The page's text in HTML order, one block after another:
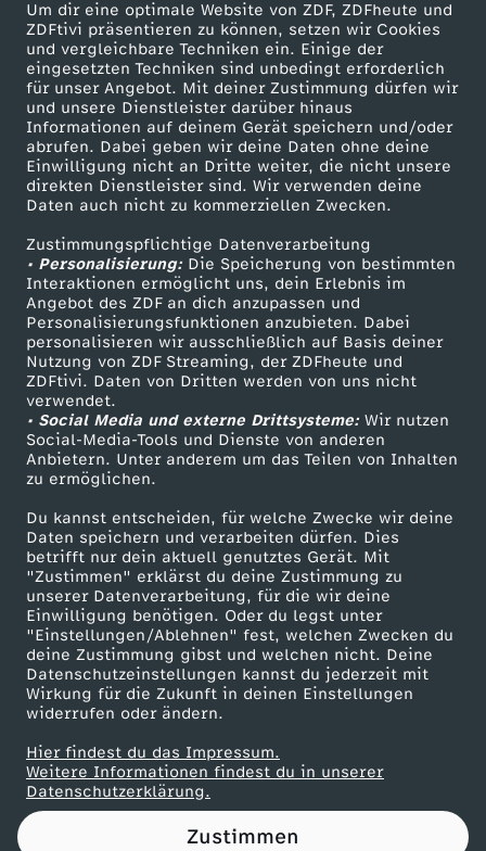
Um dir eine optimale Website von ZDF, ZDFheute und
ZDFtivi präsentieren zu können, setzen wir Cookies
und vergleichbare Techniken ein. Einige der
eingesetzten Techniken sind unbedingt erforderlich
für unser Angebot. Mit deiner Zustimmung dürfen wir
und unsere Dienstleister darüber hinaus
Informationen auf deinem Gerät speichern und/oder
abrufen. Dabei geben wir deine Daten ohne deine
Einwilligung nicht an Dritte weiter, die nicht unsere
direkten Dienstleister sind. Wir verwenden deine
Daten auch nicht zu kommerziellen Zwecken.
Zustimmungspflichtige Datenverarbeitung
• Personalisierung:Die Speicherung von bestimmten
Interaktionen ermöglicht uns, dein Erlebnis im
Angebot des ZDF an dich anzupassen und
Personalisierungsfunktionen anzubieten. Dabei
personalisieren wir ausschließlich auf Basis deiner
Nutzung von ZDF Streaming, der ZDFheute und
ZDFtivi. Daten von Dritten werden von uns nicht
verwendet.
• Social Media und externe Drittsysteme:Wir nutzen
Social-Media-Tools und Dienste von anderen
Anbietern. Unter anderem um das Teilen von Inhalten
zu ermöglichen.
Du kannst entscheiden, für welche Zwecke wir deine
Daten speichern und verarbeiten dürfen. Dies
betrifft nur dein aktuell genutztes Gerät. Mit
"Zustimmen" erklärst du deine Zustimmung zu
unserer Datenverarbeitung, für die wir deine
Einwilligung benötigen. Oder du legst unter
"Einstellungen/Ablehnen" fest, welchen Zwecken du
deine Zustimmung gibst und welchen nicht. Deine
Datenschutzeinstellungen kannst du jederzeit mit
Wirkung für die Zukunft in deinen Einstellungen
widerrufen oder ändern.
Hier findest du das Impressum.
Weitere Informationen findest du in unserer
Datenschutzerklärung.
Zustimmen
,
w
e
l
c
h
e
P
f
a
n
n
e
b
e
n
Mehr ZDF
ZDF-Apps
Smart TV
ZDFtext
Livestreams
Sendungen A-Z
TV-Programm
Service
ZDFmitreden
Kontakt zum ZDF
Tickets
Zuschauerservice
Hilfe
ZDF Unternehmen
Karriere
ZDF goes Schule
Werbefernsehen
Mainzelmännchen
Partner